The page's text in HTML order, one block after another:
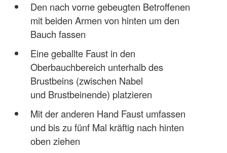
Den nach vorne gebeugten Betroffenen
mit beiden Armen von hinten um den
Bauch fassen
Eine geballte Faust in den
Oberbauchbereich unterhalb des
Brustbeins (zwischen Nabel
und Brustbeinende) platzieren
Mit der anderen Hand Faust umfassen
und bis zu fünf Mal kräftig nach hinten
oben ziehen